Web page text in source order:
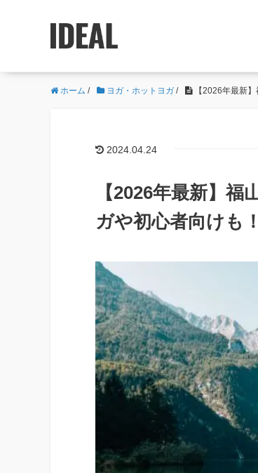
ホーム / ヨガ・ホットヨガ / 【2026年最新
2024.04.24
【2026年最新】
ガや初心者向けも！